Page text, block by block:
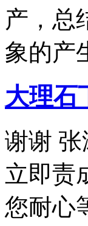
产，总
象的产
大理石
谢谢 张
立即责
您耐心